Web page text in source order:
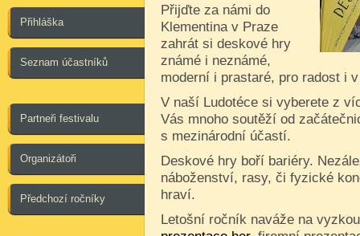
Přihláška
Seznam účastníků
Partneři festivalu
Organizátoři
Předchozí ročníky
Přijďte za námi do
Klementina v Praze
zahrát si deskové hry
známé i neznámé,
moderní i prastaré, pro radost i
V naší Ludotéce si vyberete z
Vás mnoho soutěží od
s mezinárodní účastí.
Deskové hry boří bariéry.
náboženství, rasy, či fyzické
hraví.
Letošní ročník naváže na